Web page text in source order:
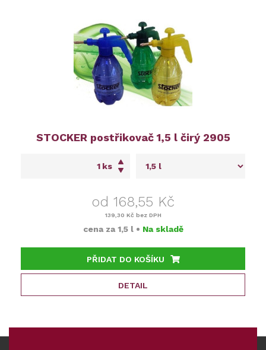
STOCKER postřikovač 1,5 l čirý 2905
ks
od 168,55 Kč
139,30 Kč bez DPH
cena za 1,5 l • Na skladě
PŘIDAT DO KOŠÍKU
DETAIL